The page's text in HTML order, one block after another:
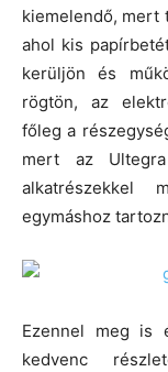
kiemelendő, mert
ahol kis
kerüljön és
rögtön, az
főleg a
mert az
alkatrészekkel
egymáshoz
Ezennel meg is
kedvenc